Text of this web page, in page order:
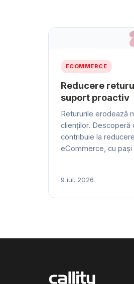
ECOMMERCE
Reducere
suport proactiv
Retururile erodează
clienților. Descoperă
contribuie la
eCommerce, cu
9 iul. 2026